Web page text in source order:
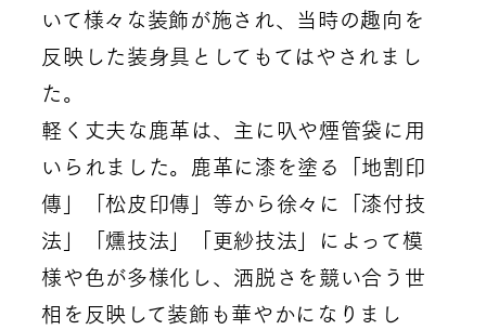
いて様々な装飾が施され、当時の趣向を
反映した装身具としてもてはやされまし
た。
軽く丈夫な鹿革は、主に叺や煙管袋に用
いられました。鹿革に漆を塗る「地割印
傳」「松皮印傳」等から徐々に「漆付技
法」「燻技法」「更紗技法」によって模
様や色が多様化し、洒脱さを競い合う世
相を反映して装飾も華やかになりまし